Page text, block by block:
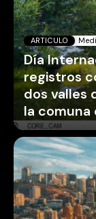
ARTICULO
Día
registros
dos valles
la comuna